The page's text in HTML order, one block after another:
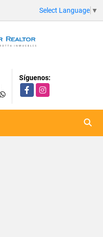
Select Language ▼
Síguenos:
FacebookInstagram